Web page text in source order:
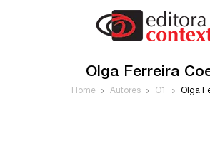
Olga Ferreira
Home Autores O1 Olga